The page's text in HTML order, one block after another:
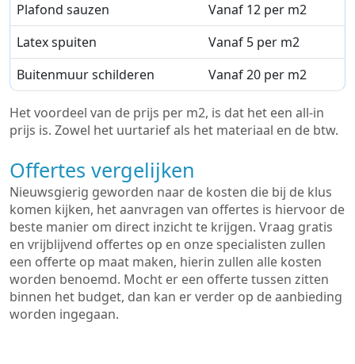
Plafond sauzen
Vanaf 12 per m2
Latex spuiten
Vanaf 5 per m2
Buitenmuur schilderen
Vanaf 20 per m2
Het voordeel van de prijs per m2, is dat het een all-in
prijs is. Zowel het uurtarief als het materiaal en de btw.
Offertes vergelijken
Nieuwsgierig geworden naar de kosten die bij de klus
komen kijken, het aanvragen van offertes is hiervoor de
beste manier om direct inzicht te krijgen. Vraag gratis
en vrijblijvend offertes op en onze specialisten zullen
een offerte op maat maken, hierin zullen alle kosten
worden benoemd. Mocht er een offerte tussen zitten
binnen het budget, dan kan er verder op de aanbieding
worden ingegaan.